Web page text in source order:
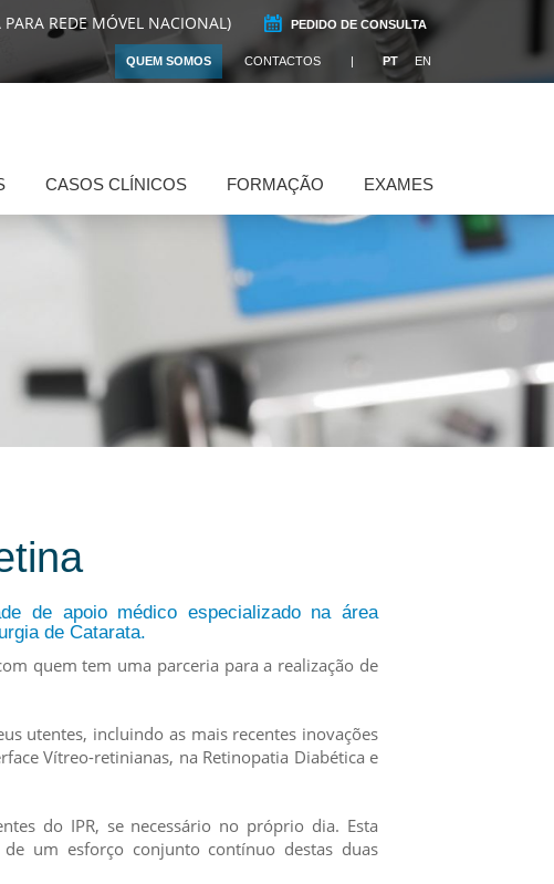
REDE MÓVEL NACIONAL) PEDIDO DE CONSULTA
QUEM SOMOS CONTACTOS PT EN
CASOS CLÍNICOS FORMAÇÃO EXAMES
de apoio médico especializado na área
de Catarata.
quem tem uma parceria para a realização de
utentes, incluindo as mais recentes inovações
Vítreo-retinianas, na Retinopatia Diabética e
do IPR, se necessário no próprio dia. Esta
um esforço conjunto contínuo destas duas